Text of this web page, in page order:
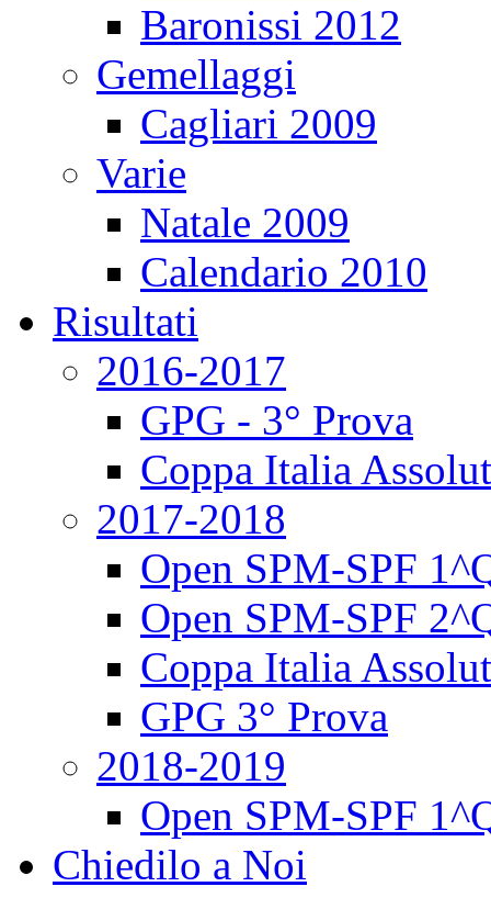
Baronissi 2012
Gemellaggi
Cagliari 2009
Varie
Natale 2009
Calendario 2010
Risultati
2016-2017
GPG - 3° Prova
Coppa Italia
2017-2018
Open SPM-SPF
Open SPM-SPF
Coppa Italia
GPG 3° Prova
2018-2019
Open SPM-SPF
Chiedilo a Noi